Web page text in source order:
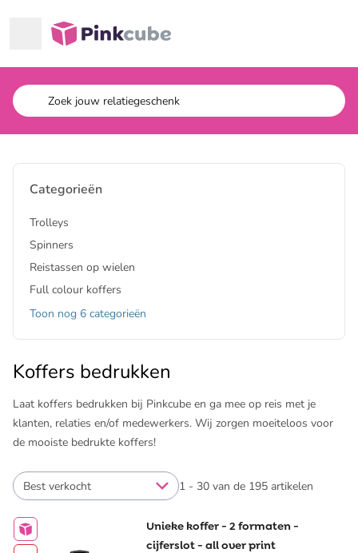
Pinkcube
Categorieën
Trolleys
Spinners
Reistassen op wielen
Full colour koffers
Toon nog 6 categorieën
Koffers bedrukken
Laat koffers bedrukken bij Pinkcube en ga mee op reis met je
klanten, relaties en/of medewerkers. Wij zorgen moeiteloos voor
de mooiste bedrukte koffers!
1 - 30 van de 195 artikelen
Best verkocht
Unieke koffer - 2 formaten -
cijferslot - all over print